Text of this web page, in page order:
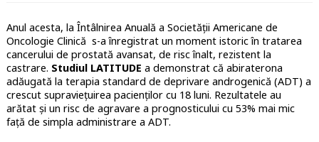
Anul acesta, la Întâlnirea Anuală a Societății Americane de
Oncologie Clinică s-a înregistrat un moment istoric în tratarea
cancerului de prostată avansat, de risc înalt, rezistent la
castrare. Studiul LATITUDE a demonstrat că abiraterona
adăugată la terapia standard de deprivare androgenică (ADT) a
crescut supraviețuirea pacienților cu 18 luni. Rezultatele au
arătat și un risc de agravare a prognosticului cu 53% mai mic
față de simpla administrare a ADT.